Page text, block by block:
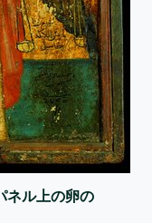
ネル上の卵の